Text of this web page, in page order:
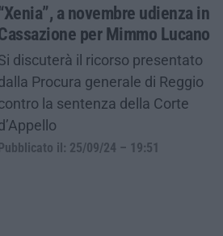
a novembre udienza in
per Mimmo Lucano
discuterà il ricorso presentato
Procura generale di Reggio
la sentenza della Corte
Pubblicato il: 25/09/24 – 19:51